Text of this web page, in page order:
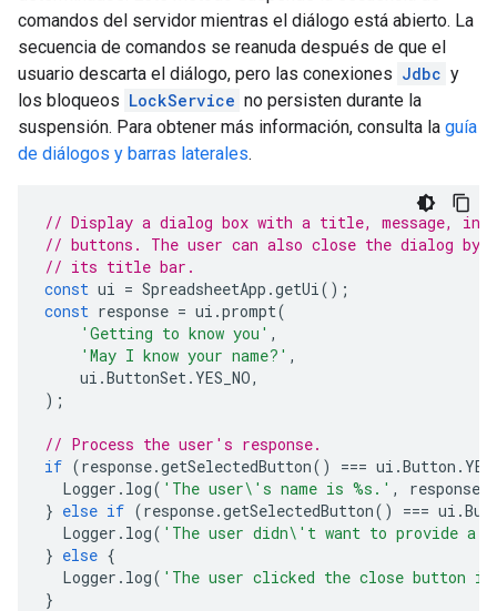
comandos del servidor mientras el diálogo está abierto. La
secuencia de comandos se reanuda después de que el
usuario descarta el diálogo, pero las conexiones Jdbc y
los bloqueos LockService no persisten durante la
suspensión. Para obtener más información, consulta la guía
de diálogos y barras laterales.
// Display a dialog box with a title, message,
// buttons. The user can also close the dialog
// its title bar.
const ui = SpreadsheetApp .getUi();
const response = ui .prompt(
'Getting to know you' ,
'May I know your name?' ,
ui .ButtonSet. YES_NO,
);
// Process the user's response.
if (response.getSelectedButton() === ui .Button . YES
Logger . log( 'The user\'s name is %s.' , response
} else if (response.getSelectedButton() === ui .
Logger . log( 'The user didn\'t want to provide a
} else {
Logger . log( 'The user clicked the close
}